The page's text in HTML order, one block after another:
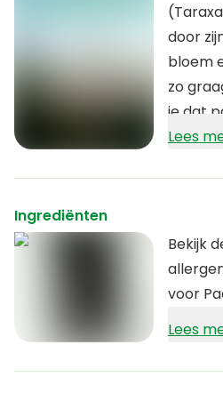
door
bloem
zo
je dat
potent
Lees
Ingrediënten
Bekijk
voor
Lees